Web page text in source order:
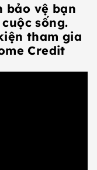
bảo vệ bạn
sống.
tham gia
Credit